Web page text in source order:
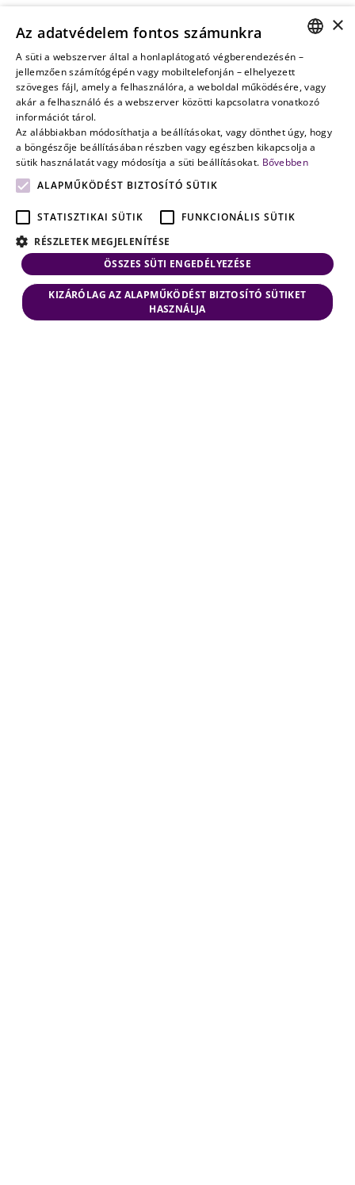
amikor a jövő
nem a
véletlenen
múlik
HUNGARIAN
ENGLISH
×
Az adatvédelem fontos számunkra
A süti a webszerver által a honlaplátogató végberendezésén –
jellemzően számítógépén vagy mobiltelefonján – elhelyezett
szöveges fájl, amely a felhasználóra, a weboldal működésére, vagy
akár a felhasználó és a webszerver közötti kapcsolatra vonatkozó
információt tárol.
Az alábbiakban módosíthatja a beállításokat, vagy dönthet úgy, hogy
a böngészője beállításában részben vagy egészben kikapcsolja a
sütik használatát vagy módosítja a süti beállításokat. Bővebben
ALAPMŰKÖDÉST BIZTOSÍTÓ SÜTIK
STATISZTIKAI SÜTIK
FUNKCIONÁLIS SÜTIK
RÉSZLETEK MEGJELENÍTÉSE
ÖSSZES SÜTI ENGEDÉLYEZÉSE
KIZÁRÓLAG AZ ALAPMŰKÖDÉST BIZTOSÍTÓ SÜTIKET
HASZNÁLJA